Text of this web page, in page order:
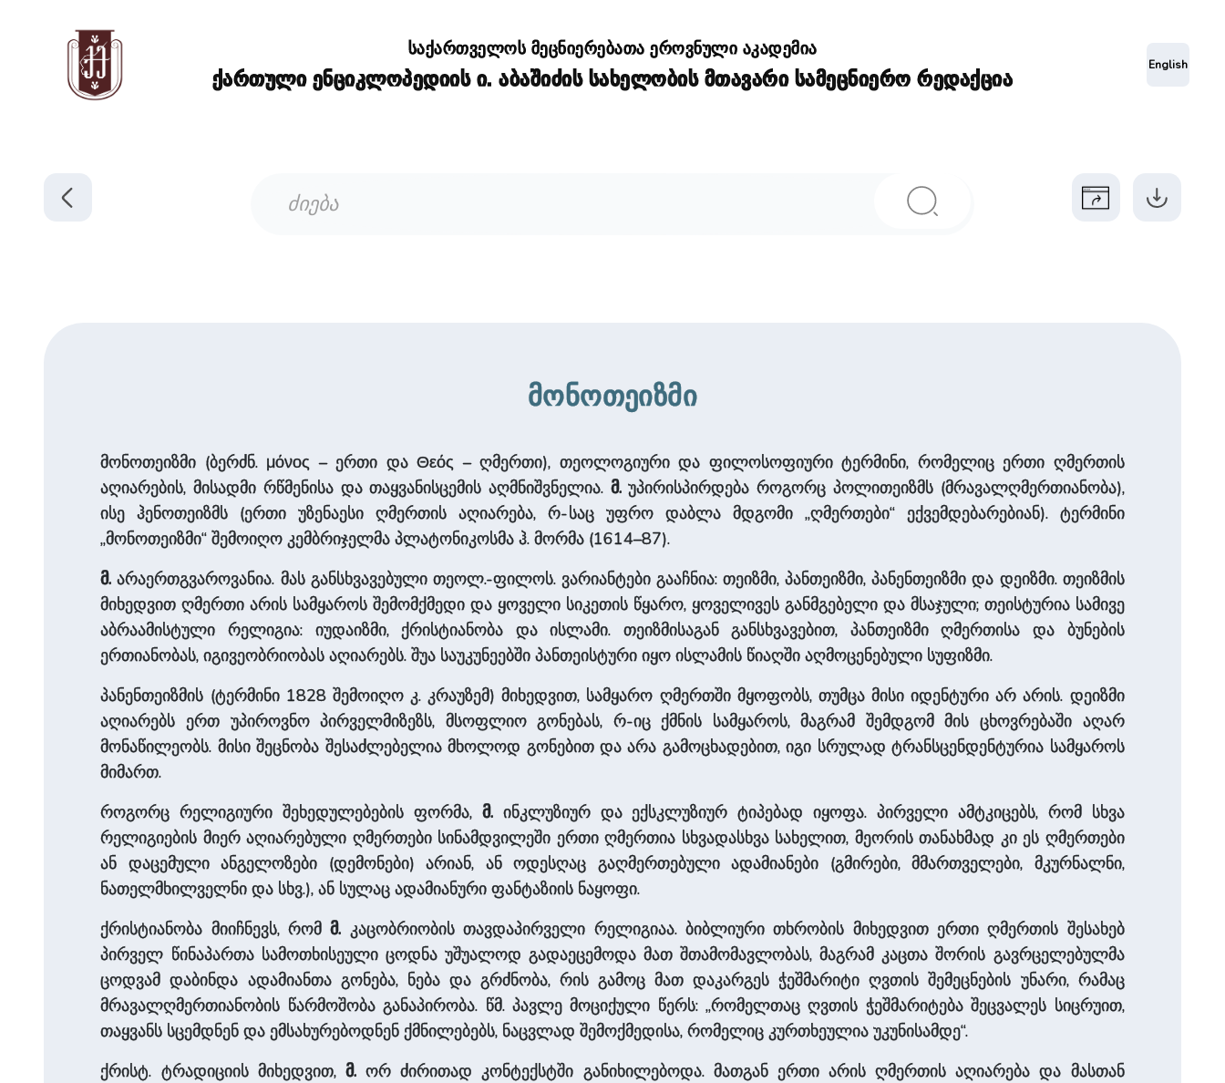
საქართველოს მეცნიერებათა ეროვნული აკადემია
ქართული ენციკლოპედიის ი. აბაშიძის სახელობის მთავარი სამეცნიერო რედაქცია
English
მონოთეიზმი
მონოთეიზმი (ბერძნ. μόνος – ერთი და Θεός – ღმერთი), თეოლოგიური და ფილოსოფიური ტერმინი, რომელიც ერთი ღმერთის
აღიარების, მისადმი რწმენისა და თაყვანისცემის აღმნიშვნელია. მ.უპირისპირდება როგორც პოლითეიზმს (მრავალღმერთიანობა),
ისე ჰენოთეიზმს (ერთი უზენაესი ღმერთის აღიარება, რ-საც უფრო დაბლა მდგომი „ღმერთები“ ექვემდებარებიან). ტერმინი
„მონოთეიზმი“ შემოიღო კემბრიჯელმა პლატონიკოსმა ჰ. მორმა (1614–87).
მ. არაერთგვაროვანია. მას განსხვავებული თეოლ.-ფილოს. ვარიანტები გააჩნია: თეიზმი, პანთეიზმი, პანენთეიზმი და დეიზმი. თეიზმის
მიხედვით ღმერთი არის სამყაროს შემომქმედი და ყოველი სიკეთის წყარო, ყოველივეს განმგებელი და მსაჯული; თეისტურია სამივე
აბრაამისტული რელიგია: იუდაიზმი, ქრისტიანობა და ისლამი. თეიზმისაგან განსხვავებით, პანთეიზმი ღმერთისა და ბუნების
ერთიანობას, იგივეობრიობას აღიარებს. შუა საუკუნეებში პანთეისტური იყო ისლამის წიაღში აღმოცენებული სუფიზმი.
პანენთეიზმის (ტერმინი 1828 შემოიღო კ. კრაუზემ) მიხედვით, სამყარო ღმერთში მყოფობს, თუმცა მისი იდენტური არ არის. დეიზმი
აღიარებს ერთ უპიროვნო პირველმიზეზს, მსოფლიო გონებას, რ-იც ქმნის სამყაროს, მაგრამ შემდგომ მის ცხოვრებაში აღარ
მონაწილეობს. მისი შეცნობა შესაძლებელია მხოლოდ გონებით და არა გამოცხადებით, იგი სრულად ტრანსცენდენტურია სამყაროს
მიმართ.
როგორც რელიგიური შეხედულებების ფორმა, მ.ინკლუზიურ და ექსკლუზიურ ტიპებად იყოფა. პირველი ამტკიცებს, რომ სხვა
რელიგიების მიერ აღიარებული ღმერთები სინამდვილეში ერთი ღმერთია სხვადასხვა სახელით, მეორის თანახმად კი ეს ღმერთები
ან დაცემული ანგელოზები (დემონები) არიან, ან ოდესღაც გაღმერთებული ადამიანები (გმირები, მმართველები, მკურნალნი,
ნათელმხილველნი და სხვ.), ან სულაც ადამიანური ფანტაზიის ნაყოფი.
ქრისტიანობა მიიჩნევს, რომმ. კაცობრიობის თავდაპირველი რელიგიაა. ბიბლიური თხრობის მიხედვით ერთი ღმერთის შესახებ
პირველ წინაპართა სამოთხისეული ცოდნა უშუალოდ გადაეცემოდა მათ შთამომავლობას, მაგრამ კაცთა შორის გავრცელებულმა
ცოდვამ დაბინდა ადამიანთა გონება, ნება და გრძნობა, რის გამოც მათ დაკარგეს ჭეშმარიტი ღვთის შემეცნების უნარი, რამაც
მრავალღმერთიანობის წარმოშობა განაპირობა. წმ. პავლე მოციქული წერს: „რომელთაც ღვთის ჭეშმარიტება შეცვალეს სიცრუით,
თაყვანს სცემდნენ და ემსახურებოდნენ ქმნილებებს, ნაცვლად შემოქმედისა, რომელიც კურთხეულია უკუნისამდე“.
ქრისტ. ტრადიციის მიხედვით, მ.ორ ძირითად კონტექსტში განიხილებოდა. მათგან ერთი არის ღმერთის აღიარება და მასთან